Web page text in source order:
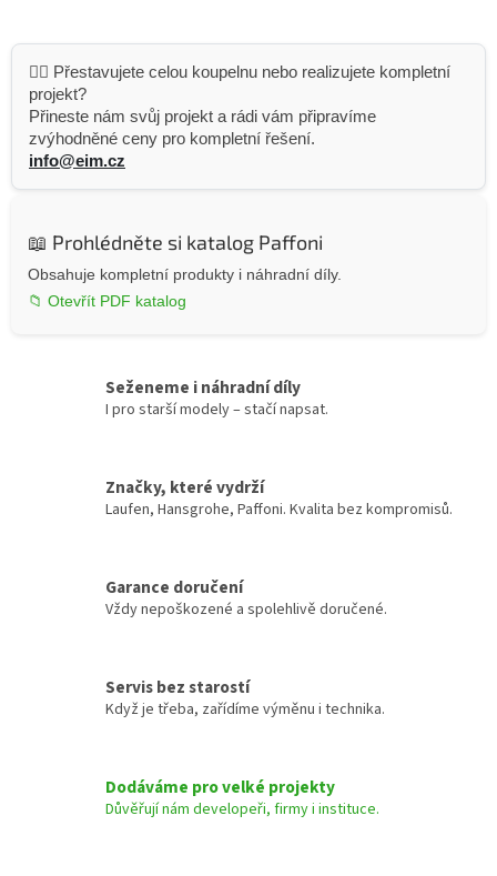
👷‍♂️ Přestavujete celou koupelnu nebo realizujete kompletní
projekt?
Přineste nám svůj projekt a rádi vám připravíme
zvýhodněné ceny pro kompletní řešení.
info@eim.cz
📖 Prohlédněte si katalog Paffoni
Obsahuje kompletní produkty i náhradní díly.
📁 Otevřít PDF katalog
Seženeme i náhradní díly
I pro starší modely – stačí napsat.
Značky, které vydrží
Laufen, Hansgrohe, Paffoni. Kvalita bez kompromisů.
Garance doručení
Vždy nepoškozené a spolehlivě doručené.
Servis bez starostí
Když je třeba, zařídíme výměnu i technika.
Dodáváme pro velké projekty
Důvěřují nám developeři, firmy i instituce.